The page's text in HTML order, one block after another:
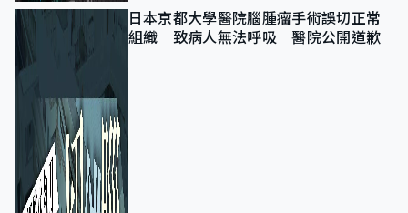
日本京都大學醫院腦腫瘤手術誤切正常
組織 致病人無法呼吸 醫院公開道歉